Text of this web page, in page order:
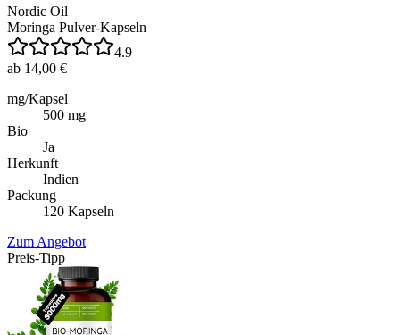
Nordic Oil
Moringa Pulver-Kapseln
4.9
ab 14,00 €
mg/Kapsel
500 mg
Bio
Ja
Herkunft
Indien
Packung
120 Kapseln
Zum Angebot
Preis-Tipp